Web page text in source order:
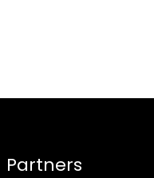
Partners